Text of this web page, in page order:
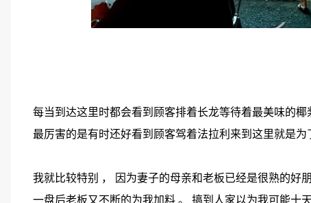
每当到达这里时都会看到顾客排着长龙等待着最美味的椰
最厉害的是有时还好看到顾客驾着法拉利来到这里就是
我就比较特别 ， 因为妻子的母亲和老板已经是很熟的好
一盘后老板又不断的为我加料 。 搞到人家以为我可能十